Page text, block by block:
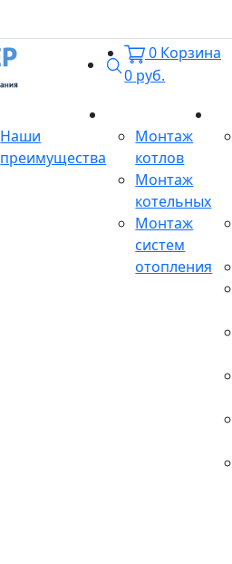
Поиск
0 Корзина
0 руб.
Наши
преимущества
Монтаж
котлов
Монтаж
котельных
Монтаж
систем
отопления